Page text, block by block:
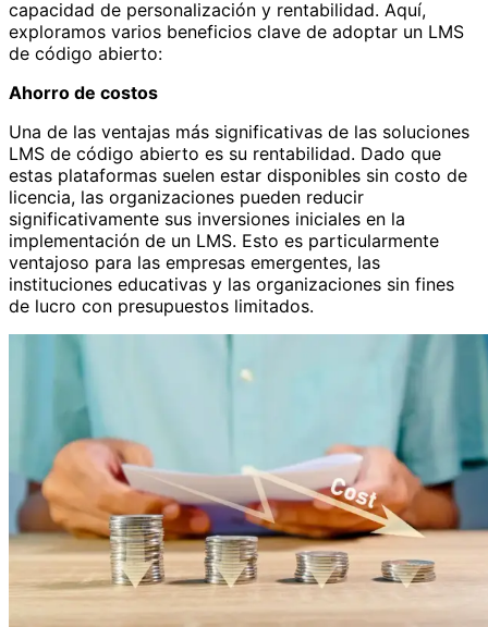
capacidad de personalización y rentabilidad. Aquí,
exploramos varios beneficios clave de adoptar un LMS
de código abierto:
Ahorro de costos
Una de las ventajas más significativas de las soluciones
LMS de código abierto es su rentabilidad. Dado que
estas plataformas suelen estar disponibles sin costo de
licencia, las organizaciones pueden reducir
significativamente sus inversiones iniciales en la
implementación de un LMS. Esto es particularmente
ventajoso para las empresas emergentes, las
instituciones educativas y las organizaciones sin fines
de lucro con presupuestos limitados.